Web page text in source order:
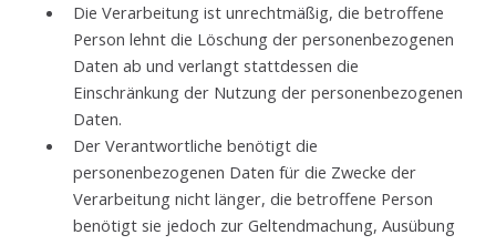
Die Verarbeitung ist unrechtmäßig, die betroffene
Person lehnt die Löschung der personenbezogenen
Daten ab und verlangt stattdessen die
Einschränkung der Nutzung der personenbezogenen
Daten.
Der Verantwortliche benötigt die
personenbezogenen Daten für die Zwecke der
Verarbeitung nicht länger, die betroffene Person
benötigt sie jedoch zur Geltendmachung, Ausübung